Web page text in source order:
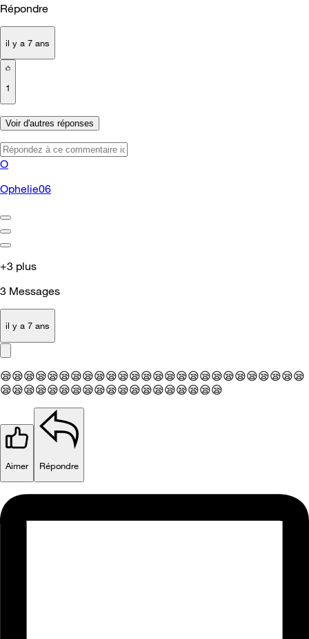
Répondre
il y a 7 ans
1
Voir d'autres réponses
O
Ophelie06
+3 plus
3 Messages
il y a 7 ans
😪😪😪😪😪😪😪😪😪😪😪😪😪😪😪😪😪😪😪😪😪😪😪😪😪😪
😪😪😪😪😪😪😪😪😪😪😪😪😪😪😪😪😪😪😪
Aimer Répondre